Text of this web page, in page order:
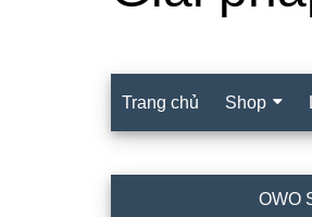
Trang chủ Shop
OWO